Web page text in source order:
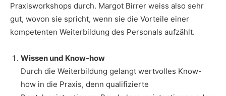
Praxisworkshops durch. Margot Birrer weiss also sehr
gut, wovon sie spricht, wenn sie die Vorteile einer
kompetenten Weiterbildung des Personals aufzählt.
Wissen und Know-how
Durch die Weiterbildung gelangt wertvolles Know-
how in die Praxis, denn qualifizierte